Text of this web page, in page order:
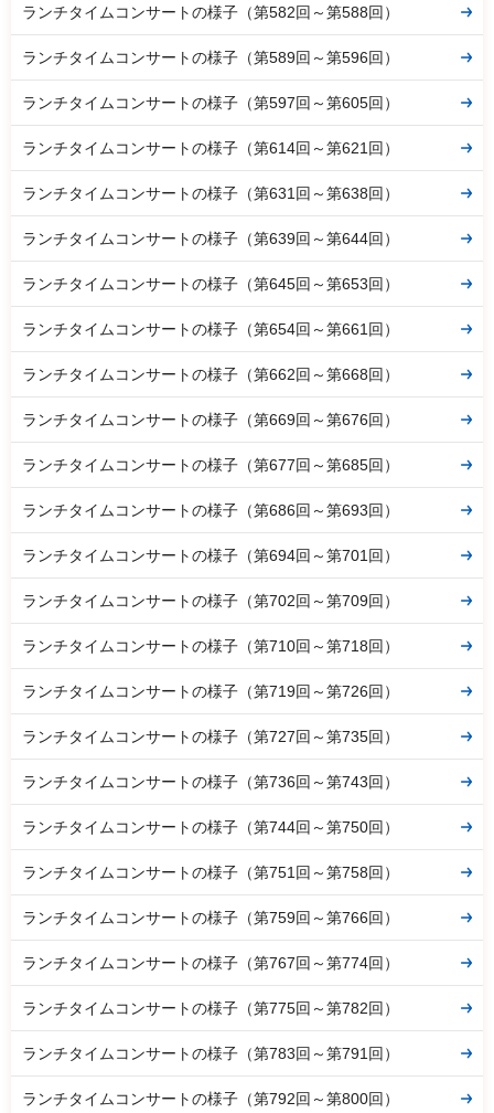
ランチタイムコンサートの様子（第582回～第588回）
ランチタイムコンサートの様子（第589回～第596回）
ランチタイムコンサートの様子（第597回～第605回）
ランチタイムコンサートの様子（第614回～第621回）
ランチタイムコンサートの様子（第631回～第638回）
ランチタイムコンサートの様子（第639回～第644回）
ランチタイムコンサートの様子（第645回～第653回）
ランチタイムコンサートの様子（第654回～第661回）
ランチタイムコンサートの様子（第662回～第668回）
ランチタイムコンサートの様子（第669回～第676回）
ランチタイムコンサートの様子（第677回～第685回）
ランチタイムコンサートの様子（第686回～第693回）
ランチタイムコンサートの様子（第694回～第701回）
ランチタイムコンサートの様子（第702回～第709回）
ランチタイムコンサートの様子（第710回～第718回）
ランチタイムコンサートの様子（第719回～第726回）
ランチタイムコンサートの様子（第727回～第735回）
ランチタイムコンサートの様子（第736回～第743回）
ランチタイムコンサートの様子（第744回～第750回）
ランチタイムコンサートの様子（第751回～第758回）
ランチタイムコンサートの様子（第759回～第766回）
ランチタイムコンサートの様子（第767回～第774回）
ランチタイムコンサートの様子（第775回～第782回）
ランチタイムコンサートの様子（第783回～第791回）
ランチタイムコンサートの様子（第792回～第800回）